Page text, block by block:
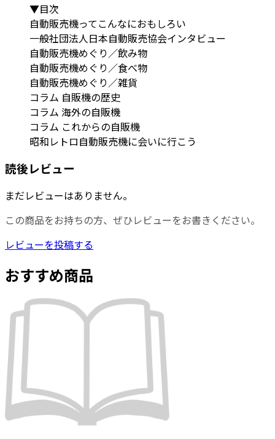
▼目次
自動販売機ってこんなにおもしろい
一般社団法人日本自動販売協会インタビュー
自動販売機めぐり／飲み物
自動販売機めぐり／食べ物
自動販売機めぐり／雑貨
コラム 自販機の歴史
コラム 海外の自販機
コラム これからの自販機
昭和レトロ自動販売機に会いに行こう
読後レビュー
まだレビューはありません。
この商品をお持ちの方、ぜひレビューをお書きください。
レビューを投稿する
おすすめ商品